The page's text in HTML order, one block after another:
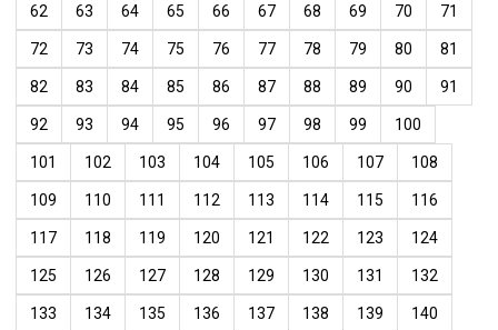
62 63 64 65 66 67 68 69 70 71
72 73 74 75 76 77 78 79 80 81
82 83 84 85 86 87 88 89 90 91
92 93 94 95 96 97 98 99 100
101 102 103 104 105 106 107 108
109 110 111 112 113 114 115 116
117 118 119 120 121 122 123 124
125 126 127 128 129 130 131 132
133 134 135 136 137 138 139 140